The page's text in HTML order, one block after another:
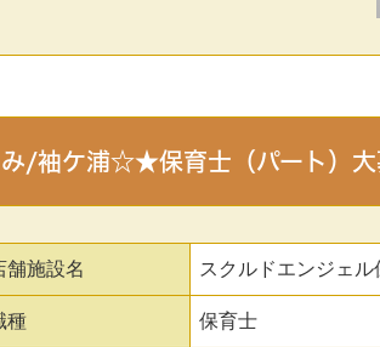
/袖ケ浦☆★保育士（パート）
舗施設名 スクルドエンジェル
種 保育士